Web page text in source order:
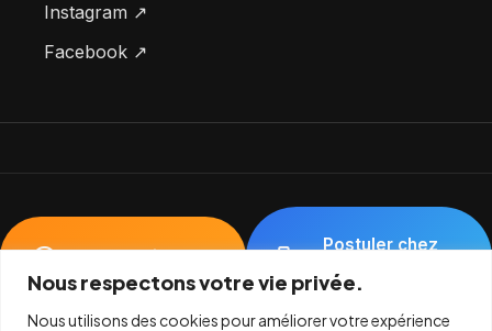
Nous respectons votre vie privée.
Nous utilisons des cookies pour améliorer votre expérience
Instagram ↗
Facebook ↗
Square Assistance
Postuler chez
Square Info